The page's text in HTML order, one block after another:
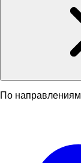
По направлениям